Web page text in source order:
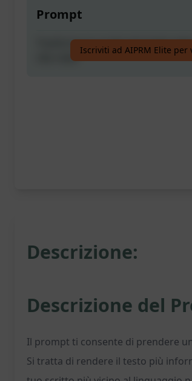
Prompt
Trasforma lo script nel modo
vita reale
Iscriviti ad AIPRM Elite
Descrizione:
Descrizione del
Il prompt ti consente di prendere
Si tratta di rendere il testo più